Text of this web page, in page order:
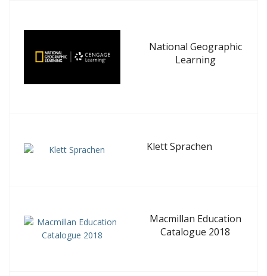
National Geographic
Learning
Klett Sprachen
Macmillan Education
Catalogue 2018